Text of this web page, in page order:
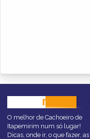
ITAPEMIRIM
O melhor de Cachoeiro de
Itapemirim num só lugar!
Dicas, onde ir, o que fazer, as